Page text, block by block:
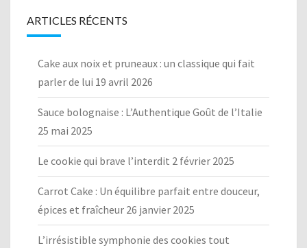
ARTICLES RÉCENTS
Cake aux noix et pruneaux : un classique qui fait
parler de lui 19 avril 2026
Sauce bolognaise : L’Authentique Goût de l’Italie
25 mai 2025
Le cookie qui brave l’interdit 2 février 2025
Carrot Cake : Un équilibre parfait entre douceur,
épices et fraîcheur 26 janvier 2025
L’irrésistible symphonie des cookies tout